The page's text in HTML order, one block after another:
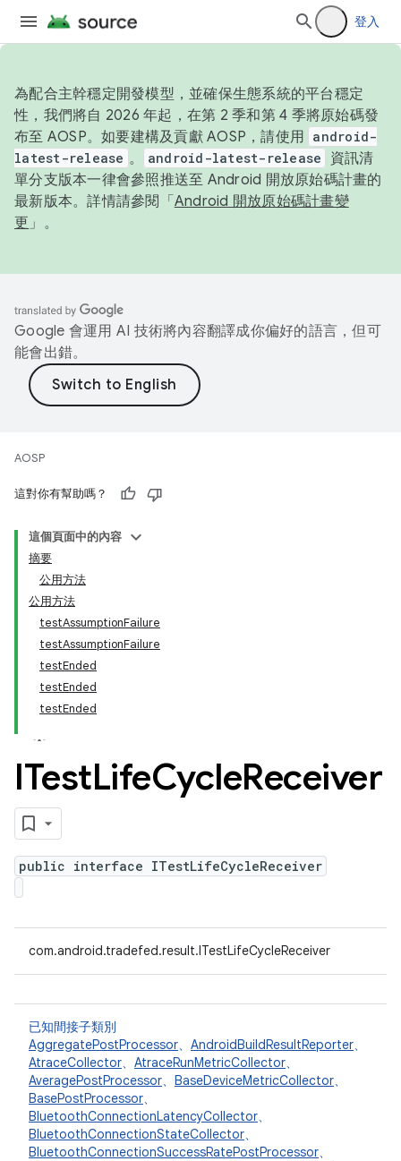
登入
為配合主幹穩定開發模型，並確保生態系統的平台穩定
性，我們將自 2026 年起，在第 2 季和第 4 季將原始碼發
布至 AOSP。如要建構及貢獻 AOSP，請使用 android-
latest-release 。 android-latest-release
資訊清
單分支版本一律會參照推送至 Android 開放原始碼計畫的
最新版本。詳情請參閱「 Android 開放原始碼計畫變
更 」。
Google 會運用 AI 技術將內容翻譯成你偏好的語言，但可
能會出錯。
AOSP
這對你有幫助嗎？
這個頁面中的內容
摘要
公用方法
公用方法
testAssumptionFailure
testAssumptionFailure
testEnded
testEnded
testEnded
ITestLifeCycleReceiver
public interface ITestLifeCycleReceiver
com.android.tradefed.result.ITestLifeCycleReceiver
已知間接子類別
AggregatePostProcessor、 AndroidBuildResultReporter、
AtraceCollector、 AtraceRunMetricCollector、
AveragePostProcessor、 BaseDeviceMetricCollector、
BasePostProcessor、
BluetoothConnectionLatencyCollector、
BluetoothConnectionStateCollector、
BluetoothConnectionSuccessRatePostProcessor、